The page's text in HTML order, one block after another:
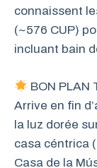
connaissent
(~576 CUP)
incluant bain
BON PLAN
Arrive en fin
la luz dorée
casa céntrica
Casa de la